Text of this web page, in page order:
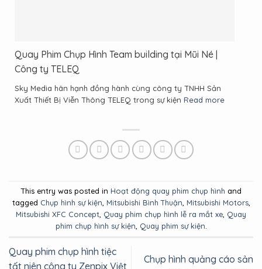
Quay Phim Chụp Hình Team building tại Mũi Né |
Công ty TELEQ
Sky Media hân hạnh đồng hành cùng công ty TNHH Sản
Xuất Thiết Bị Viễn Thông TELEQ trong sự kiện Read more
This entry was posted in Hoạt động quay phim chụp hình and
tagged Chụp hình sự kiện, Mitsubishi Bình Thuận, Mitsubishi Motors,
Mitsubishi XFC Concept, Quay phim chụp hình lễ ra mắt xe, Quay
phim chụp hình sự kiện, Quay phim sự kiện.
Quay phim chụp hình tiệc
tất niên công ty Zenpix Việt
Chụp hình quảng cáo sản